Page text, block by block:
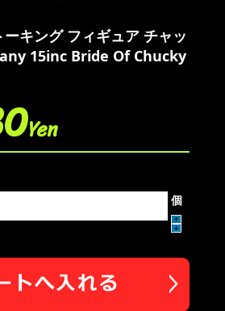
キング フィギュア チャッ
15inc Bride Of Chucky
Yen
個